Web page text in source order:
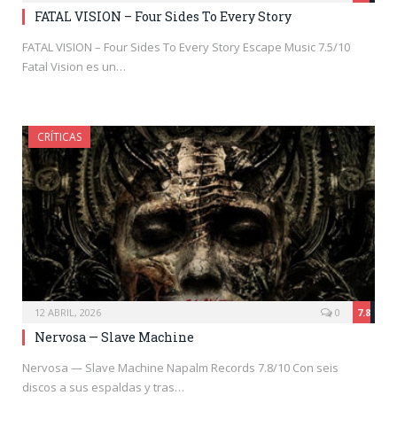
FATAL VISION – Four Sides To Every Story
FATAL VISION – Four Sides To Every Story Escape Music 7.5/10
Fatal Vision es un…
CRÍTICAS
12 ABRIL, 2026 7.8
0
Nervosa — Slave Machine
Nervosa — Slave Machine Napalm Records 7.8/10 Con seis
discos a sus espaldas y tras…